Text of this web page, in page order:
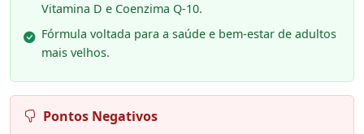
Vitamina D e Coenzima Q-10.
Fórmula voltada para a saúde e bem-estar de adultos
mais velhos.
Pontos Negativos